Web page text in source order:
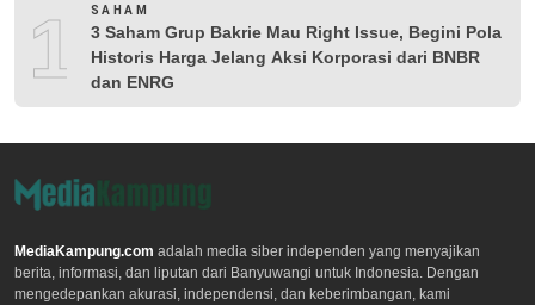
10
SAHAM
3 Saham Grup Bakrie Mau Right Issue, Begini Pola
Historis Harga Jelang Aksi Korporasi dari BNBR
dan ENRG
MediaKampung.com adalah media siber independen yang menyajikan
berita, informasi, dan liputan dari Banyuwangi untuk Indonesia. Dengan
mengedepankan akurasi, independensi, dan keberimbangan, kami